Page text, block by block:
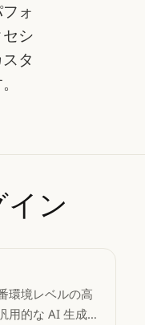
ォ
シ
タ
ン
環境レベルの高
用的な AI 生成の